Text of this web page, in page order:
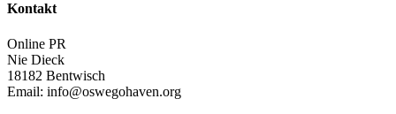
Kontakt
Online PR
Nie Dieck
18182 Bentwisch
Email: info@oswegohaven.org